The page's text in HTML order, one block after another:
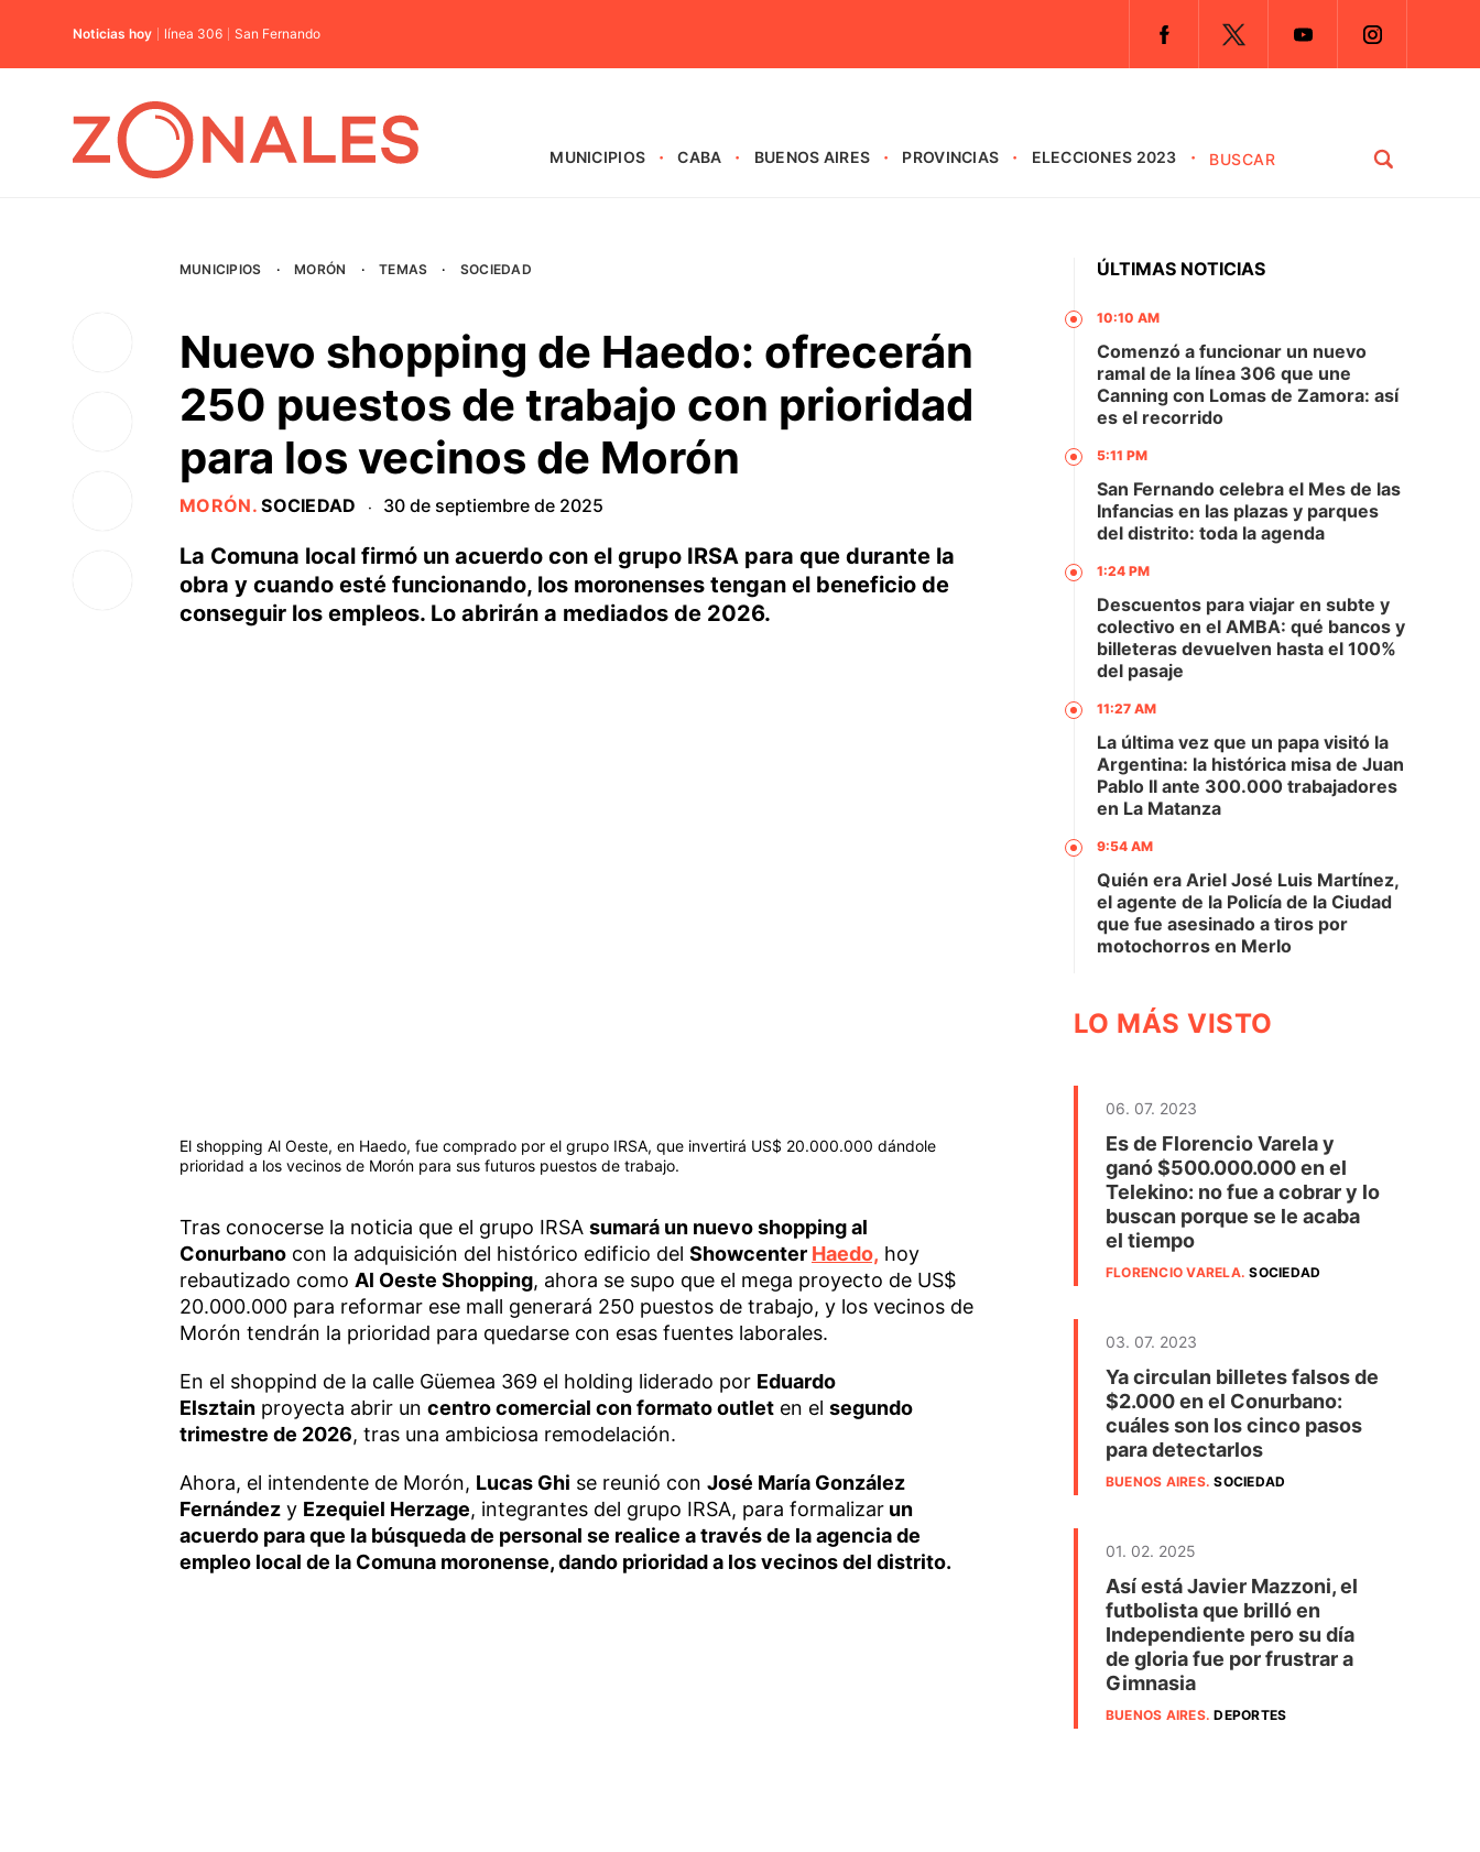
Noticias hoy línea 306 San Fernando
MUNICIPIOS CABA BUENOS AIRES PROVINCIAS ELECCIONES 2023
MUNICIPIOS · MORÓN · TEMAS · SOCIEDAD
Nuevo shopping de Haedo: ofrecerán
250 puestos de trabajo con prioridad
para los vecinos de Morón
MORÓN.SOCIEDAD · 30 de septiembre de 2025
La Comuna local firmó un acuerdo con el grupo IRSA para que durante la
obra y cuando esté funcionando, los moronenses tengan el beneficio de
conseguir los empleos. Lo abrirán a mediados de 2026.
El shopping Al Oeste, en Haedo, fue comprado por el grupo IRSA, que invertirá US$ 20.000.000 dándole
prioridad a los vecinos de Morón para sus futuros puestos de trabajo.
Tras conocerse la noticia que el grupo IRSA sumará un nuevo shopping al
Conurbanocon la adquisición del histórico edificio del Showcenter Haedo, hoy
rebautizado como Al Oeste Shopping, ahora se supo que el mega proyecto de US$
20.000.000 para reformar ese mall generará 250 puestos de trabajo, y los vecinos de
Morón tendrán la prioridad para quedarse con esas fuentes laborales.
En el shoppind de la calle Güemea 369 el holding liderado por Eduardo
Elsztainproyecta abrir un centro comercial con formato outleten el segundo
trimestre de 2026, tras una ambiciosa remodelación.
Ahora, el intendente de Morón, Lucas Ghi se reunió con José María González
Fernándezy Ezequiel Herzage, integrantes del grupo IRSA, para formalizarun
acuerdo para que la búsqueda de personal se realice a través de la agencia de
empleo local de la Comuna moronense, dando prioridad a los vecinos del distrito.
ÚLTIMAS NOTICIAS
10:10 AM
Comenzó a funcionar un nuevo
ramal de la línea 306 que une
Canning con Lomas de Zamora: así
es el recorrido
5:11 PM
San Fernando celebra el Mes de las
Infancias en las plazas y parques
del distrito: toda la agenda
1:24 PM
Descuentos para viajar en subte y
colectivo en el AMBA: qué bancos y
billeteras devuelven hasta el 100%
del pasaje
11:27 AM
La última vez que un papa visitó la
Argentina: la histórica misa de Juan
Pablo II ante 300.000 trabajadores
en La Matanza
9:54 AM
Quién era Ariel José Luis Martínez,
el agente de la Policía de la Ciudad
que fue asesinado a tiros por
motochorros en Merlo
LO MÁS VISTO
06. 07. 2023
Es de Florencio Varela y
ganó $500.000.000 en el
Telekino: no fue a cobrar y lo
buscan porque se le acaba
el tiempo
FLORENCIO VARELA.SOCIEDAD
03. 07. 2023
Ya circulan billetes falsos de
$2.000 en el Conurbano:
cuáles son los cinco pasos
para detectarlos
BUENOS AIRES.SOCIEDAD
01. 02. 2025
Así está Javier Mazzoni, el
futbolista que brilló en
Independiente pero su día
de gloria fue por frustrar a
Gimnasia
BUENOS AIRES.DEPORTES